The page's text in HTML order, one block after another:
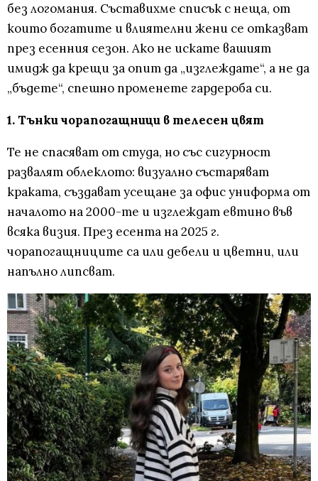
без логомания. Съставихме списък с неща, от
които богатите и влиятелни жени се отказват
през есенния сезон. Ако не искате вашият
имидж да крещи за опит да „изглеждате“, а не да
„бъдете“, спешно променете гардероба си.
1. Тънки чорапогащници в телесен цвят
Те не спасяват от студа, но със сигурност
развалят облеклото: визуално състаряват
краката, създават усещане за офис униформа от
началото на 2000-те и изглеждат евтино във
всяка визия. През есента на 2025 г.
чорапогащниците са или дебели и цветни, или
напълно липсват.